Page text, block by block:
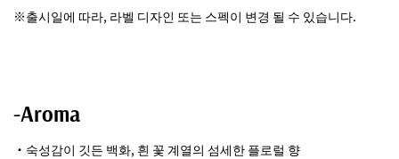
※출시일에 따라, 라벨 디자인 또는 스펙이 변경 될 수 있습니다.
-Aroma
・숙성감이 깃든 백화, 흰 꽃 계열의 섬세한 플로럴 향